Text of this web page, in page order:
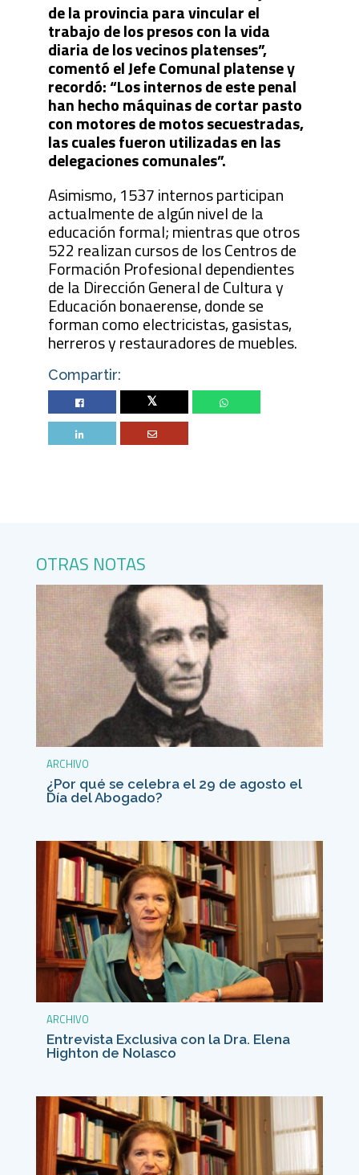
de la provincia para vincular el
trabajo de los presos con la vida
diaria de los vecinos platenses”,
comentó el Jefe Comunal platense y
recordó: “Los internos de este penal
han hecho máquinas de cortar pasto
con motores de motos secuestradas,
las cuales fueron utilizadas en las
delegaciones comunales”.
Asimismo, 1537 internos participan
actualmente de algún nivel de la
educación formal; mientras que otros
522 realizan cursos de los Centros de
Formación Profesional dependientes
de la Dirección General de Cultura y
Educación bonaerense, donde se
forman como electricistas, gasistas,
herreros y restauradores de muebles.
Compartir:
Twitter
OTRAS NOTAS
ARCHIVO
¿Por qué se celebra el 29 de agosto el
Día del Abogado?
ARCHIVO
Entrevista Exclusiva con la Dra. Elena
Highton de Nolasco